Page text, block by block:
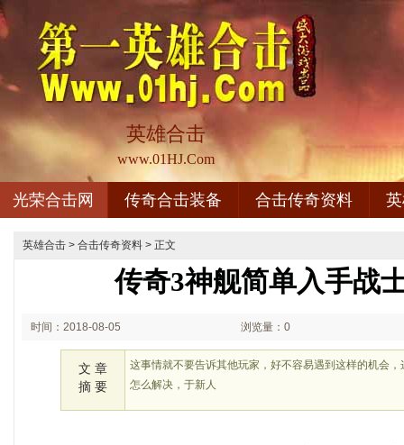
英雄合击
www.01HJ.Com
光荣合击网 传奇合击装备 合击传奇资料
英雄合击 > 合击传奇资料 > 正文
传奇3神舰简单入手战
时间：2018-08-05 浏览量：0
文 章
摘 要
这事情就不要告诉其他玩家，好不容易遇到这样的机会
怎么解决，于新人